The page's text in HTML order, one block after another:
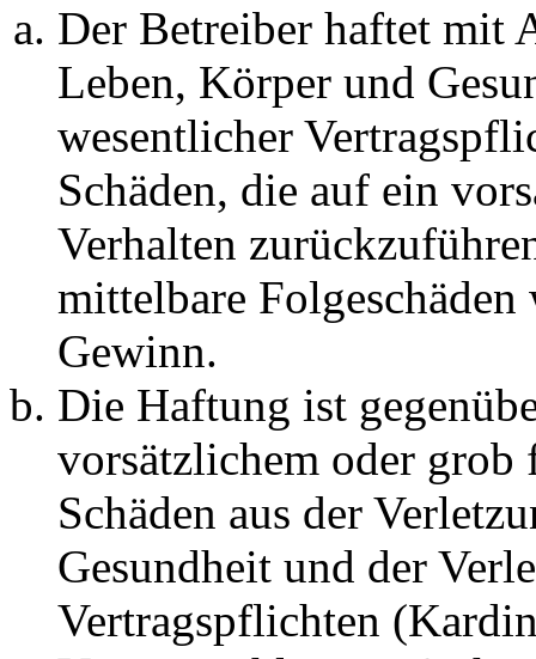
Der Betreiber haftet mit
Leben, Körper und
wesentlicher
Schäden, die auf ein
Verhalten
mittelbare Folgeschäden
Gewinn.
Die Haftung ist
vorsätzlichem oder grob
Schäden aus der
Gesundheit und der
Vertragspflichten